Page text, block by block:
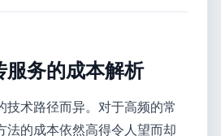
服务的成本解析
技术路径而异。对于高频的常
法的成本依然高得令人望而却